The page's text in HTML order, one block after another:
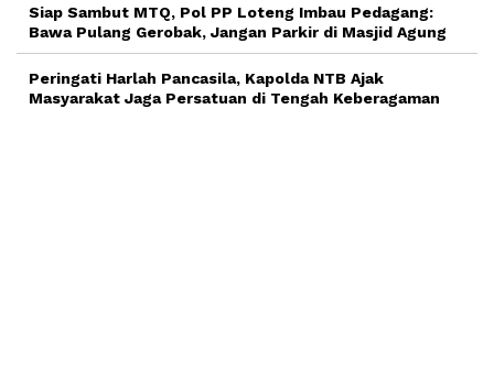
Siap Sambut MTQ, Pol PP Loteng Imbau Pedagang:
Bawa Pulang Gerobak, Jangan Parkir di Masjid Agung
Peringati Harlah Pancasila, Kapolda NTB Ajak
Masyarakat Jaga Persatuan di Tengah Keberagaman